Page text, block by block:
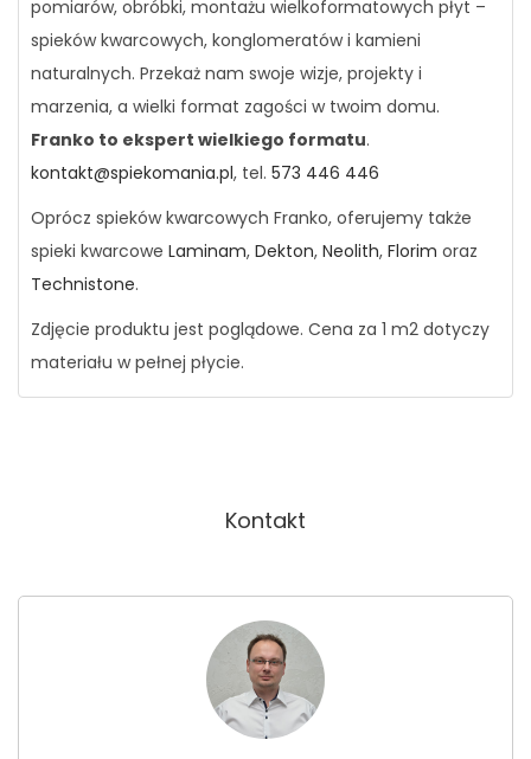
pomiarów, obróbki, montażu wielkoformatowych płyt –
spieków kwarcowych, konglomeratów i kamieni
naturalnych. Przekaż nam swoje wizje, projekty i
marzenia, a wielki format zagości w twoim domu.
Franko to ekspert wielkiego formatu.
kontakt@spiekomania.pl, tel. 573 446 446
Oprócz spieków kwarcowych Franko, oferujemy także
spieki kwarcowe Laminam, Dekton, Neolith, Florim oraz
Technistone.
Zdjęcie produktu jest poglądowe. Cena za 1 m2 dotyczy
materiału w pełnej płycie.
Kontakt